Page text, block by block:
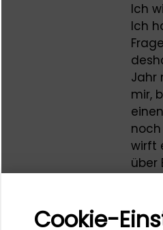
Ich
Ich
Jahr
mir,
wirft
über
nicht
Cookie-